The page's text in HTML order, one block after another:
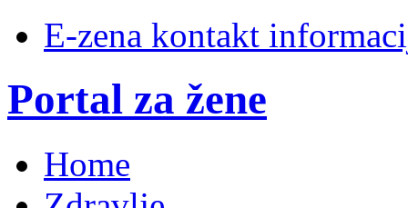
E-zena kontakt
Portal za žene
Home